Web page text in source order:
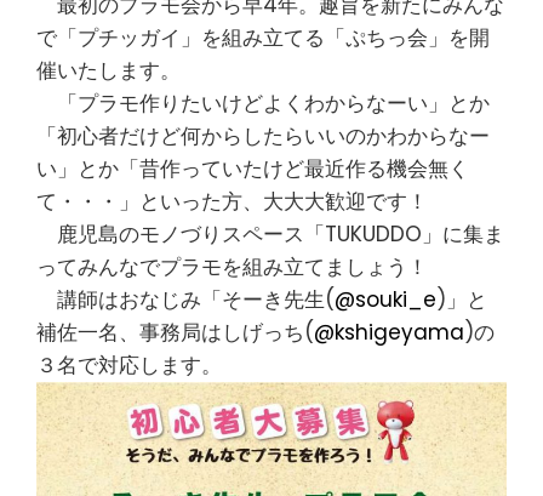
で「プチッガイ」を組み立てる「ぷちっ会」を開
催いたします。
「プラモ作りたいけどよくわからなーい」とか
「初心者だけど何からしたらいいのかわからなー
い」とか「昔作っていたけど最近作る機会無く
て・・・」といった方、大大大歓迎です！
鹿児島のモノづりスペース「TUKUDDO」に集ま
ってみんなでプラモを組み立てましょう！
講師はおなじみ「そーき先生(@souki_e)」と
補佐一名、事務局はしげっち(@kshigeyama)の
３名で対応します。